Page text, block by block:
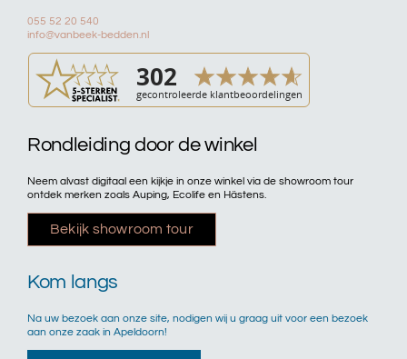
055 52 20 540
info@vanbeek-bedden.nl
Rondleiding door de winkel
Neem alvast digitaal een kijkje in onze winkel via de showroom tour
ontdek merken zoals Auping, Ecolife en Hästens.
Bekijk showroom tour
Kom langs
Na uw bezoek aan onze site, nodigen wij u graag uit voor een bezoek
aan onze zaak in Apeldoorn!